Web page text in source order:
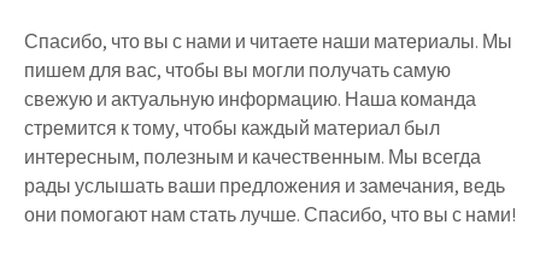
Спасибо, что вы с нами и читаете наши материалы. Мы
пишем для вас, чтобы вы могли получать самую
свежую и актуальную информацию. Наша команда
стремится к тому, чтобы каждый материал был
интересным, полезным и качественным. Мы всегда
рады услышать ваши предложения и замечания, ведь
они помогают нам стать лучше. Спасибо, что вы с нами!